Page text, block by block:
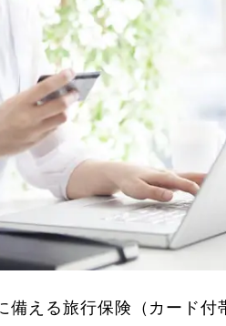
備える旅行保険（カード付